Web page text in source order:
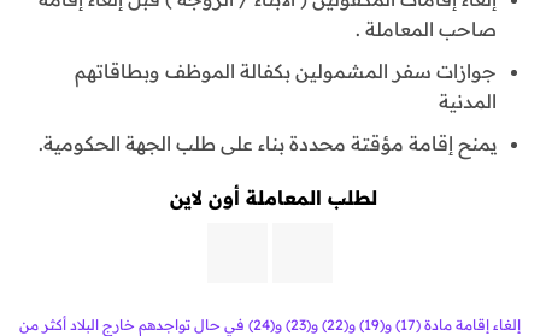
صاحب المعاملة .
جوازات سفر المشمولين بكفالة الموظف وبطاقاتهم
المدنية
يمنح إقامة مؤقتة محددة بناء على طلب الجهة الحكومية.
لطلب المعاملة أون لاين
إلغاء إقامة مادة (17) و(19) و(22) و(23) و(24) في حال تواجدهم خارج البلاد أكثر من